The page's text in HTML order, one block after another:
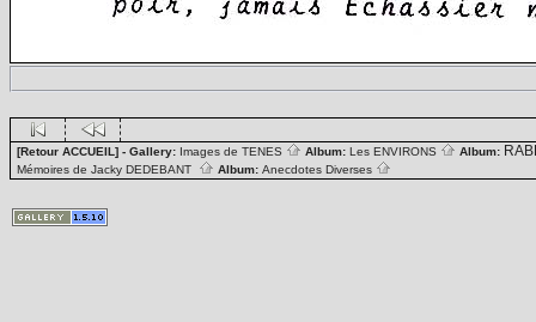
[Retour ACCUEIL] - Gallery: Images de TENES Album: Les ENVIRONS Album:
Mémoires de Jacky DEDEBANT Album: Anecdotes Diverses